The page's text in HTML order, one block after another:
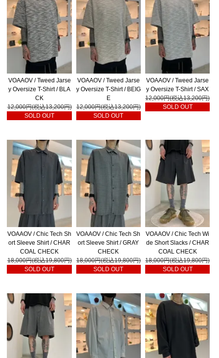
VOAAOV / Tweed Jarse
y Oversize T-Shirt / BLA
CK
12,000円(税込13,200円)
SOLD OUT
VOAAOV / Tweed Jarse
y Oversize T-Shirt / BEIG
E
12,000円(税込13,200円)
SOLD OUT
VOAAOV / Tweed Jarse
y Oversize T-Shirt / SAX
12,000円(税込13,200円)
SOLD OUT
VOAAOV / Chic Tech Sh
ort Sleeve Shirt / CHAR
COAL CHECK
18,000円(税込19,800円)
SOLD OUT
VOAAOV / Chic Tech Sh
ort Sleeve Shirt / GRAY
CHECK
18,000円(税込19,800円)
SOLD OUT
VOAAOV / Chic Tech Wi
de Short Slacks / CHAR
COAL CHECK
18,000円(税込19,800円)
SOLD OUT